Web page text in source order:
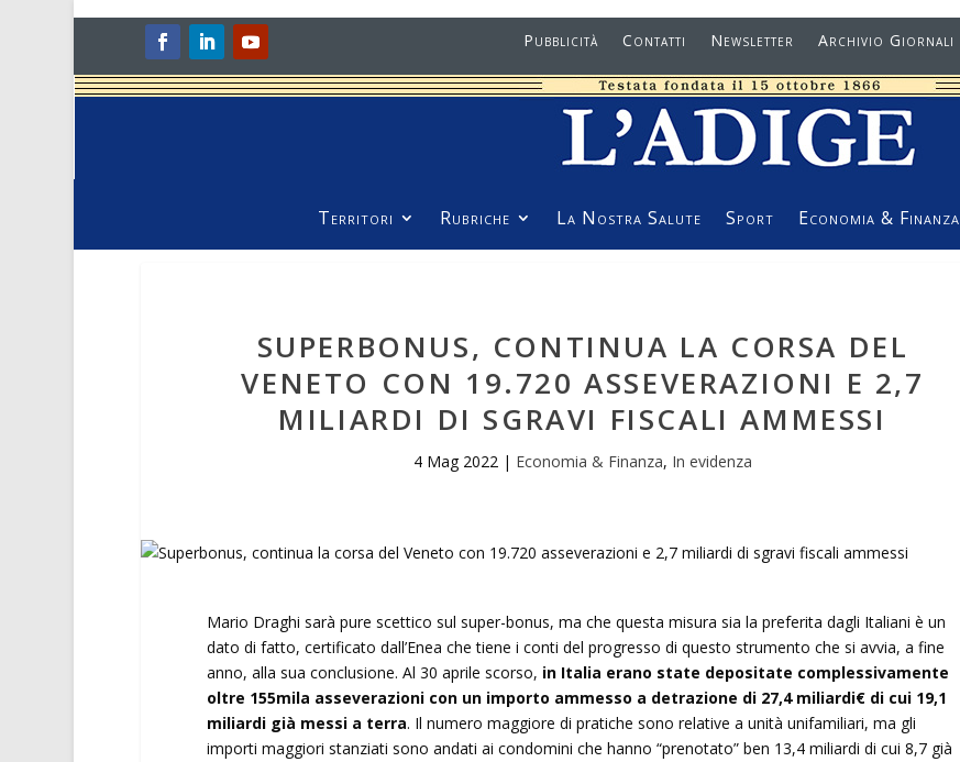
Pubblicità Contatti Newsletter Archivio Giornali
Territori Rubriche La Nostra Salute Sport Economia & Finanza
SUPERBONUS, CONTINUA LA CORSA DEL
VENETO CON 19.720 ASSEVERAZIONI E 2,7
MILIARDI DI SGRAVI FISCALI AMMESSI
4 Mag 2022| Economia & Finanza, In evidenza
Mario Draghi sarà pure scettico sul super-bonus, ma che questa misura sia la preferita dagli Italiani è un
dato di fatto, certificato dall’Enea che tiene i conti del progresso di questo strumento che si avvia, a fine
anno, alla sua conclusione. Al 30 aprile scorso, in Italia erano state depositate complessivamente
oltre 155mila asseverazioni con un importo ammesso a detrazione di 27,4 miliardi€ di cui 19,1
miliardi già messi a terra. Il numero maggiore di pratiche sono relative a unità unifamiliari, ma gli
importi maggiori stanziati sono andati ai condomini che hanno “prenotato” ben 13,4 miliardi di cui 8,7 già